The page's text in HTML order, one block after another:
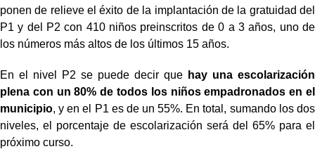
ponen de relieve el éxito de la implantación de la gratuidad del
P1 y del P2 con 410 niños preinscritos de 0 a 3 años, uno de
los números más altos de los últimos 15 años.
En el nivel P2 se puede decir que hay una escolarización
plena con un 80% de todos los niños empadronados en el
municipio, y en el P1 es de un 55%. En total, sumando los dos
niveles, el porcentaje de escolarización será del 65% para el
próximo curso.